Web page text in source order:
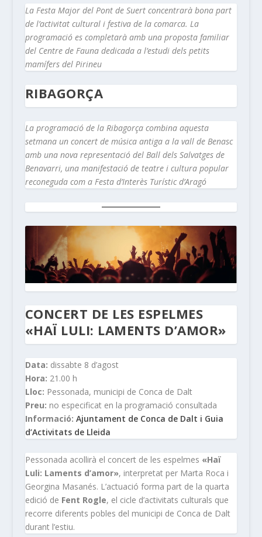
La Festa Major del Pont de Suert concentrarà bona part
de l’activitat cultural i festiva de la comarca. La
programació es completarà amb una proposta familiar
del Centre de Fauna dedicada a l’estudi dels petits
mamífers del Pirineu
RIBAGORÇA
La programació de la Ribagorça combina aquesta
setmana un concert de música antiga a la vall de Benasc
amb una nova representació del Ball dels Salvatges de
Benavarri, una manifestació de teatre i cultura popular
reconeguda com a Festa d’Interès Turístic d’Aragó
CONCERT DE LES ESPELMES
«HAÏ LULI: LAMENTS D’AMOR»
Data: dissabte 8 d’agost
Hora: 21.00 h
Lloc: Pessonada, municipi de Conca de Dalt
Preu: no especificat en la programació consultada
Informació: Ajuntament de Conca de Dalt i Guia
d’Activitats de Lleida
Pessonada acollirà el concert de les espelmes «Haï
Luli: Laments d’amor», interpretat per Marta Roca i
Georgina Masanés. L’actuació forma part de la quarta
edició de Fent Rogle, el cicle d’activitats culturals que
recorre diferents pobles del municipi de Conca de Dalt
durant l’estiu.